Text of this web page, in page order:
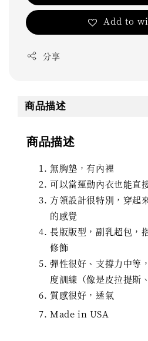
Add to
分享
商品描述
商品描述
無胸墊，有內裡
可以當運動內衣也能直
方領設計很特別，穿起
的感覺
長版版型，副乳超包，
修飾
彈性很好、支撐力中等
度訓練（像是皮拉提斯
質感很好，透氣
Made in USA